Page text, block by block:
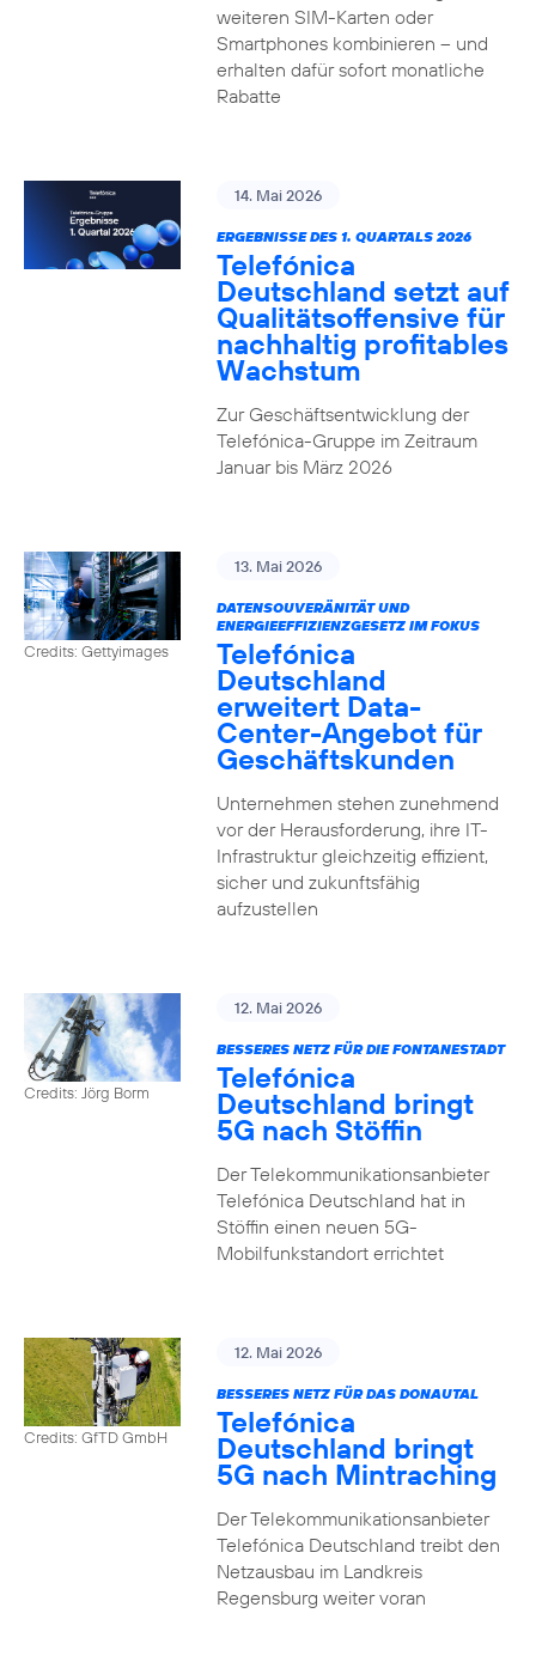
weiteren SIM-Karten oder
Smartphones kombinieren – und
erhalten dafür sofort monatliche
Rabatte
14. Mai 2026
ERGEBNISSE DES 1. QUARTALS 2026
Telefónica
Deutschland setzt auf
Qualitätsoffensive für
nachhaltig profitables
Wachstum
Zur Geschäftsentwicklung der
Telefónica-Gruppe im Zeitraum
Januar bis März 2026
Credits: Gettyimages
13. Mai 2026
DATENSOUVERÄNITÄT UND
ENERGIEEFFIZIENZGESETZ IM FOKUS
Telefónica
Deutschland
erweitert Data-
Center-Angebot für
Geschäftskunden
Unternehmen stehen zunehmend
vor der Herausforderung, ihre IT-
Infrastruktur gleichzeitig effizient,
sicher und zukunftsfähig
aufzustellen
Credits: Jörg Borm
12. Mai 2026
BESSERES NETZ FÜR DIE FONTANESTADT
Telefónica
Deutschland bringt
5G nach Stöffin
Der Telekommunikationsanbieter
Telefónica Deutschland hat in
Stöffin einen neuen 5G-
Mobilfunkstandort errichtet
Credits: GfTD GmbH
12. Mai 2026
BESSERES NETZ FÜR DAS DONAUTAL
Telefónica
Deutschland bringt
5G nach Mintraching
Der Telekommunikationsanbieter
Telefónica Deutschland treibt den
Netzausbau im Landkreis
Regensburg weiter voran